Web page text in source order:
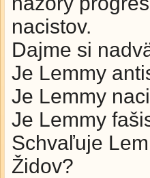
nacistov.
Dajme si
Je Lemmy
Je Lemmy
Je Lemmy
Schvaľuje
Židov?